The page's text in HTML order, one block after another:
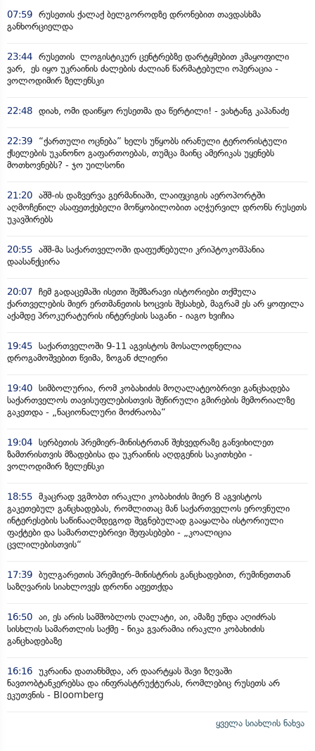
07:59 რუსეთის ქალაქ ბელგოროდზე დრონებით თავდასხმა
განხორციელდა
23:44 რუსეთის ლოგისტიკურ ცენტრებზე დარტყმებით კმაყოფილი
ვარ, ეს იყო უკრაინის ძალების ძალიან წარმატებული ოპერაცია -
ვოლოდიმირ ზელენსკი
22:48 დიახ, ომი დაიწყო რუსეთმა და წერტილი! - ვახტანგ კაპანაძე
22:39
“ქართული ოცნება” ხელს უწყობს ირანული ტერორისტული
ქსელების უკანონო გაფართოებას, თუმცა მაინც ამერიკას უყენებს
მოთხოვნებს? - ჯო უილსონი
21:20 აშშ-ის დაზვერვა გერმანიაში, ლაიფციგის აეროპორტში
აღმოჩენილ ასაფეთქებელი მოწყობილობით აღჭურვილ დრონს რუსეთს
უკავშირებს
20:55 აშშ-მა საქართველოში დაფუძნებული კრიპტოკომპანია
დაასანქცირა
20:07 ჩემ გადაცემაში ისეთი შემზარავი ისტორიები თქმულა
ქართველების მიერ ერთმანეთის ხოცვის შესახებ, მაგრამ ეს არ ყოფილა
აქამდე პროკურატურის ინტერესის საგანი - იაგო ხვიჩია
19:45 საქართველოში 9-11 აგვისტოს მოსალოდნელია
დროგამოშვებით წვიმა, ზოგან ძლიერი
19:40 სიმბოლურია, რომ კობახიძის მოღალატეობრივი განცხადება
საქართველოს თავისუფლებისთვის შეწირული გმირების მემორიალზე
გაკეთდა - „ნაციონალური მოძრაობა“
19:04 სერბეთის პრემიერ-მინისტრთან შეხვედრაზე განვიხილეთ
ზამთრისთვის მზადებისა და უკრაინის აღდგენის საკითხები -
ვოლოდიმირ ზელენსკი
18:55 მკაცრად ვგმობთ ირაკლი კობახიძის მიერ 8 აგვისტოს
გაკეთებულ განცხადებას, რომლითაც მან საქართველოს ეროვნული
ინტერესების საწინააღმდეგოდ შეგნებულად გააყალბა ისტორიული
ფაქტები და სამართლებრივი შეფასებები - „კოალიცია
ცვლილებისთვის“
17:39 ბულგარეთის პრემიერ-მინისტრის განცხადებით, რუმინეთთან
საზღვარის სიახლოვეს დრონი აფეთქდა
16:50 აი, ეს არის სამშობლოს ღალატი, აი, ამაზე უნდა აღიძრას
სისხლის სამართლის საქმე - ნიკა გვარამია ირაკლი კობახიძის
განცხადებაზე
16:16 უკრაინა დათანხმდა, არ დაარტყას შავი ზღვაში
ნავთობტანკერებსა და ინფრასტრუქტურას, რომლებიც რუსეთს არ
ეკუთვნის - Bloomberg
ყველა სიახლის ნახვა